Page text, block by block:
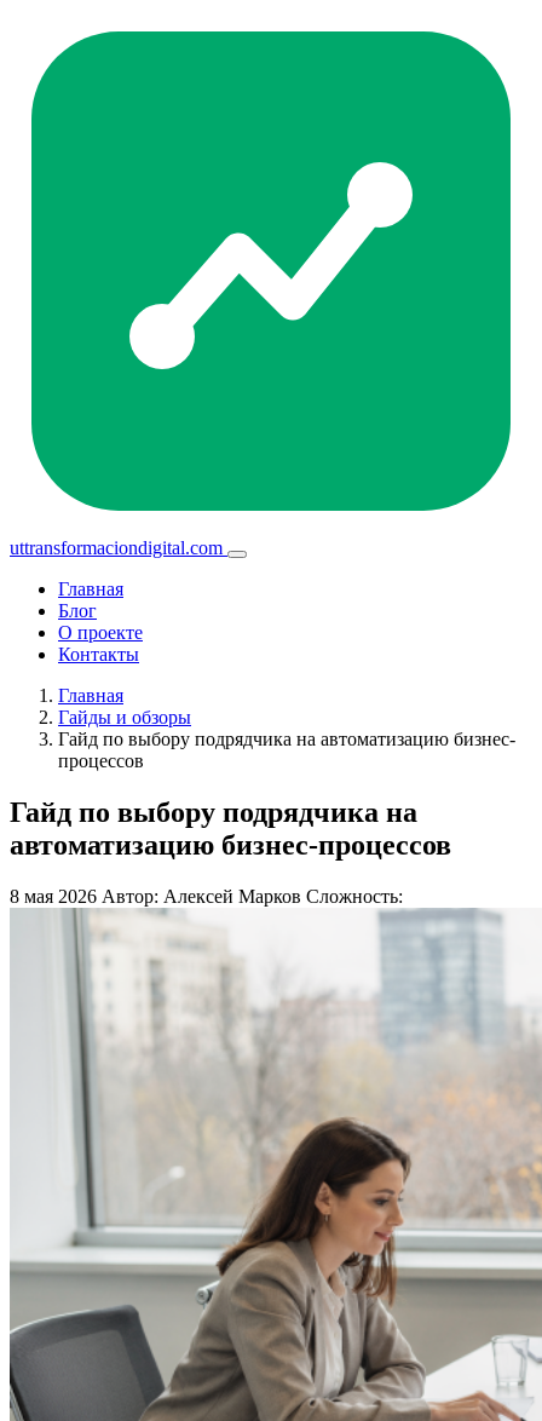
uttransformaciondigital.com
Главная
Блог
О проекте
Контакты
Главная
Гайды и обзоры
Гайд по выбору подрядчика на автоматизацию бизнес-
процессов
Гайд по выбору подрядчика на
автоматизацию бизнес-процессов
8 мая 2026 Автор: Алексей Марков Сложность: